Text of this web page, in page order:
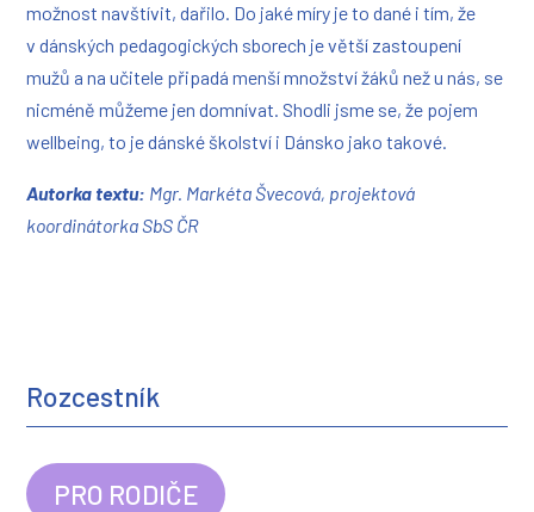
možnost navštívit, dařilo. Do jaké míry je to dané i tím, že
v dánských pedagogických sborech je větší zastoupení
mužů a na učitele připadá menší množství žáků než u nás, se
nicméně můžeme jen domnívat. Shodli jsme se, že pojem
wellbeing, to je dánské školství i Dánsko jako takové.
Autorka textu: Mgr. Markéta Švecová, projektová
koordinátorka SbS ČR
Rozcestník
PRO RODIČE